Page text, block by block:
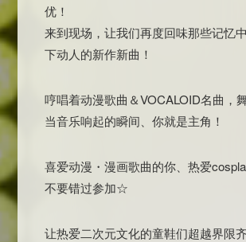
优！
来到现场，让我们再度回味那些记忆
下动人的新作新曲！
哼唱着动漫歌曲＆VOCALOID名曲，
当音乐响起的瞬间、你就是主角！
喜爱动漫・漫画歌曲的你、热爱
不要错过参加☆
让热爱二次元文化的童鞋们超越界限